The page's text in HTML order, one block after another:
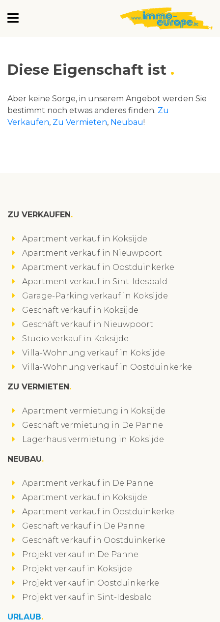
Diese Eigenschaft ist
Aber keine Sorge, in unserem Angebot werden Sie
bestimmt noch etwas anderes finden. Zu
Verkaufen, Zu Vermieten, Neubau!
ZU VERKAUFEN
Apartment verkauf in Koksijde
Apartment verkauf in Nieuwpoort
Apartment verkauf in Oostduinkerke
Apartment verkauf in Sint-Idesbald
Garage-Parking verkauf in Koksijde
Geschäft verkauf in Koksijde
Geschäft verkauf in Nieuwpoort
Studio verkauf in Koksijde
Villa-Wohnung verkauf in Koksijde
Villa-Wohnung verkauf in Oostduinkerke
ZU VERMIETEN
Apartment vermietung in Koksijde
Geschäft vermietung in De Panne
Lagerhaus vermietung in Koksijde
NEUBAU
Apartment verkauf in De Panne
Apartment verkauf in Koksijde
Apartment verkauf in Oostduinkerke
Geschäft verkauf in De Panne
Geschäft verkauf in Oostduinkerke
Projekt verkauf in De Panne
Projekt verkauf in Koksijde
Projekt verkauf in Oostduinkerke
Projekt verkauf in Sint-Idesbald
URLAUB